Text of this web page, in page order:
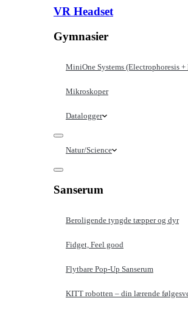
VR Headset
Gymnasier
MiniOne Systems (Electrophoresis +
Mikroskoper
Datalogger
Natur/Science
Sanserum
Beroligende tyngde tæpper og dyr
Fidget, Feel good
Flytbare Pop-Up Sanserum
KITT robotten – din lærende